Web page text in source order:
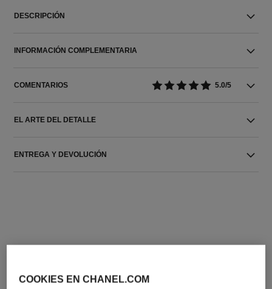
DESCRIPCIÓN
INFORMACIÓN COMPLEMENTARIA
COMENTARIOS 5.0/5
EL ARTE DEL DETALLE
ENTREGA Y DEVOLUCIÓN
COOKIES EN CHANEL.COM